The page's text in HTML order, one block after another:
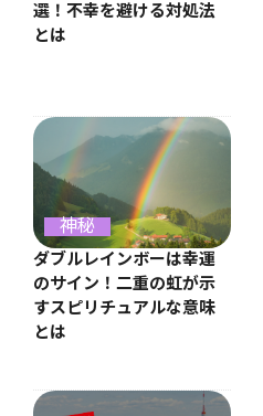
選！不幸を避ける対処法
とは
神秘
ダブルレインボーは幸運
のサイン！二重の虹が示
すスピリチュアルな意味
とは